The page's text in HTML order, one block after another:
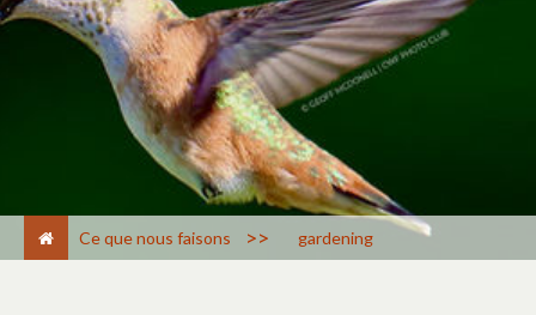
Ce que nous faisons > gardening